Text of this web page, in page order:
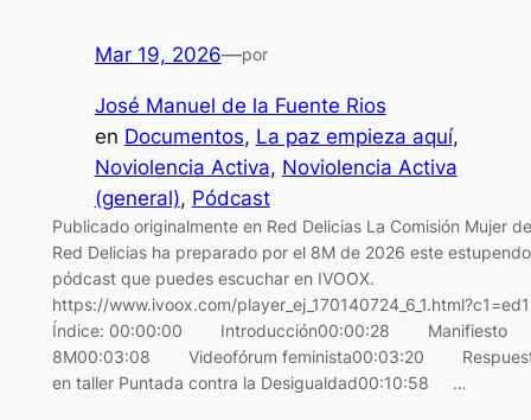
Mar 19, 2026—por
José Manuel de la Fuente Rios
en Documentos, La paz empieza aquí
Noviolencia Activa, Noviolencia Activa
(general), Pódcast
Publicado originalmente en Red Delicias La Comisión Mujer de
Red Delicias ha preparado por el 8M de 2026 este estupendo
pódcast que puedes escuchar en IVOOX.
https://www.ivoox.com/
Índice: 00:00:00 Introducción00:00:28 Manifiesto
8M00:03:08 Videofórum feminista00:03:20
en taller Puntada contra la Desigualdad00:10:58 …